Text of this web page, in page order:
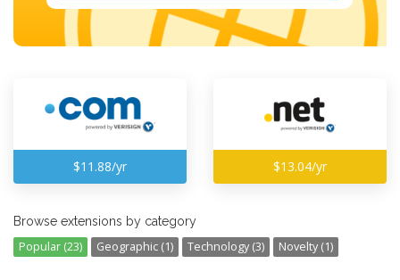
$11.88/yr $13.04/yr
Browse extensions by category
Popular (23) Geographic (1) Technology (3) Novelty (1)